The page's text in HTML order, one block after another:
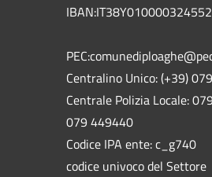
Centralino Unico: (+39)
Centrale Polizia Locale:
079 449440
Codice IPA ente: c_g740
codice univoco del Settore